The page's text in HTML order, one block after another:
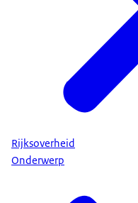
Rijksoverheid
Onderwerp